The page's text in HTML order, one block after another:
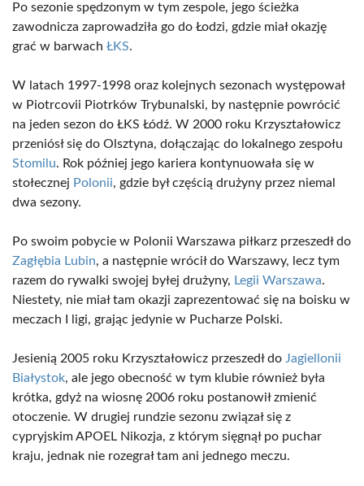
Po sezonie spędzonym w tym zespole, jego ścieżka
zawodnicza zaprowadziła go do Łodzi, gdzie miał okazję
grać w barwach ŁKS.
W latach 1997-1998 oraz kolejnych sezonach występował
w Piotrcovii Piotrków Trybunalski, by następnie powrócić
na jeden sezon do ŁKS Łódź. W 2000 roku Krzyształowicz
przeniósł się do Olsztyna, dołączając do lokalnego zespołu
Stomilu. Rok później jego kariera kontynuowała się w
stołecznej Polonii, gdzie był częścią drużyny przez niemal
dwa sezony.
Po swoim pobycie w Polonii Warszawa piłkarz przeszedł do
Zagłębia Lubin, a następnie wrócił do Warszawy, lecz tym
razem do rywalki swojej byłej drużyny, Legii Warszawa.
Niestety, nie miał tam okazji zaprezentować się na boisku w
meczach I ligi, grając jedynie w Pucharze Polski.
Jesienią 2005 roku Krzyształowicz przeszedł do Jagiellonii
Białystok, ale jego obecność w tym klubie również była
krótka, gdyż na wiosnę 2006 roku postanowił zmienić
otoczenie. W drugiej rundzie sezonu związał się z
cypryjskim APOEL Nikozja, z którym sięgnął po puchar
kraju, jednak nie rozegrał tam ani jednego meczu.